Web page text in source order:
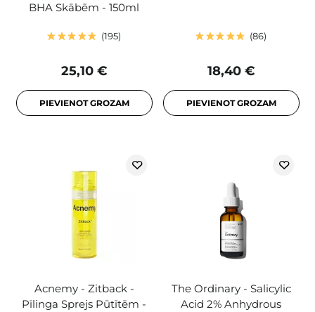
BHA Skābēm - 150ml
195
25,10 €
PIEVIENOT GROZAM
86
18,40 €
PIEVIENOT GROZAM
Acnemy - Zitback -
Pīlinga Sprejs Pūtītēm -
The Ordinary - Salicylic
Acid 2% Anhydrous